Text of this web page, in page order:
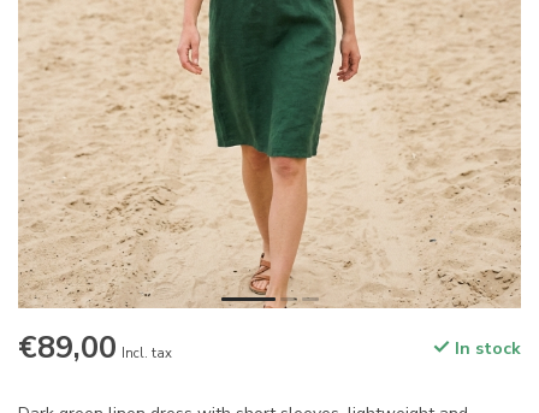
€89,00 Incl. tax In stock